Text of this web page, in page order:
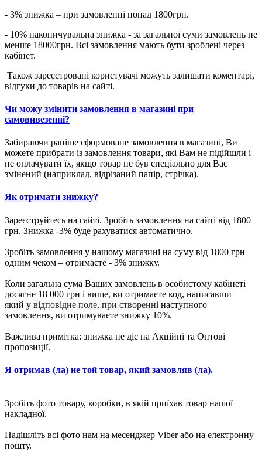
- 3% знижка – при замовленні понад 1800грн.
- 10% накопичувальна знижка - за загальної суми замовлень не
менше 18000грн. Всі замовлення мають бути зроблені через
кабінет.
Також зареєстровані користувачі можуть залишати коментарі,
відгуки до товарів на сайті.
Чи можу змінити замовлення в магазині при
самовивезенні?
Забираючи раніше сформоване замовлення в магазині, Ви
можете прибрати із замовлення товари, які Вам не підійшли і
не оплачувати їх, якщо товар не був спеціально для Вас
змінений (наприклад, відрізаний папір, стрічка).
Як отримати знижку?
Зареєструйтесь на сайті. Зробіть замовлення на сайті від 1800
грн. Знижка -3% буде рахуватися автоматично.
Зробіть замовлення у нашому магазині на суму від 1800 грн
одним чеком – отримаєте - 3% знижку.
Коли загальна сума Ваших замовлень в особистому кабінеті
досягне 18 000 грн і вище, ви отримаєте код, написавши
який у відповідне поле, при створенні наступного
замовлення, ви отримуваєте знижку 10%.
Важлива примітка: знижка не діє на Акційні та Оптові
пропозиції.
Я отримав (ла) не той товар, який замовляв (ла).
Зробіть фото товару, коробки, в якій приїхав товар нашої
накладної.
Надішліть всі фото нам на месенджер Viber або на електронну
пошту.